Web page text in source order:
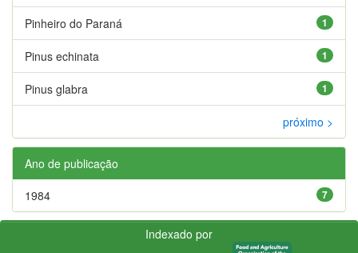
1
Pinheiro do Paraná
1
Pinus echinata
1
Pinus glabra
próximo >
Ano de publicação
7
1984
Indexado por